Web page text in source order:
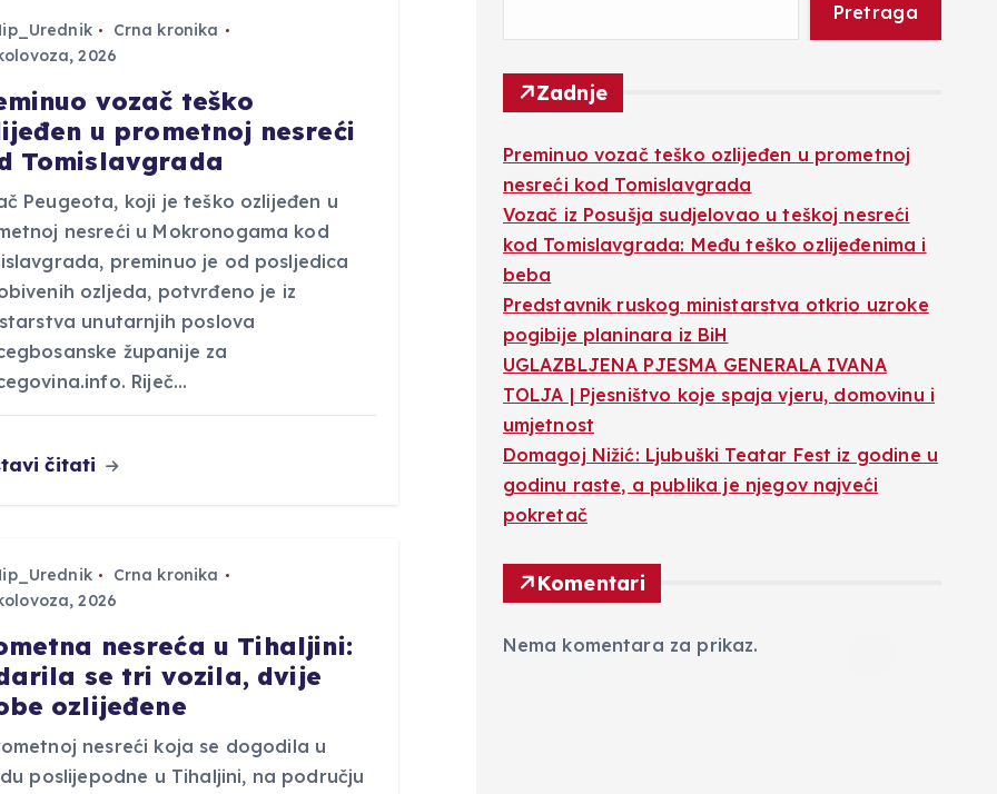
Crna kronika
2026
vozač teško
u prometnoj nesreći
Tomislavgrada
Peugeota, koji je teško ozlijeđen u
nesreći u Mokronogama kod
preminuo je od posljedica
ozljeda, potvrđeno je iz
unutarnjih poslova
županije za
Riječ…
čitati
Crna kronika
2026
nesreća u Tihaljini:
se tri vozila, dvije
ozlijeđene
nesreći koja se dogodila u
poslijepodne u Tihaljini, na području
Pretraga
Zadnje
Preminuo vozač teško ozlijeđen u prometnoj
nesreći kod Tomislavgrada
Vozač iz Posušja sudjelovao u teškoj nesreći
kod Tomislavgrada: Među teško ozlijeđenima i
beba
Predstavnik ruskog ministarstva otkrio uzroke
pogibije planinara iz BiH
UGLAZBLJENA PJESMA GENERALA IVANA
TOLJA | Pjesništvo koje spaja vjeru, domovinu i
umjetnost
Domagoj Nižić: Ljubuški Teatar Fest iz godine u
godinu raste, a publika je njegov najveći
pokretač
Komentari
Nema komentara za prikaz.